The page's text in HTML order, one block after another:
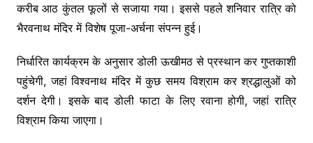
करीब आठ कुंतल फूलों से सजाया गया। इससे पहले शनिवार रात्रि को
भैरवनाथ मंदिर में विशेष पूजा-अर्चना संपन्न हुई।
निर्धारित कार्यक्रम के अनुसार डोली ऊखीमठ से प्रस्थान कर गुप्तकाशी
पहुंचेगी, जहां विश्वनाथ मंदिर में कुछ समय विश्राम कर श्रद्धालुओं को
दर्शन देगी। इसके बाद डोली फाटा के लिए रवाना होगी, जहां रात्रि
विश्राम किया जाएगा।